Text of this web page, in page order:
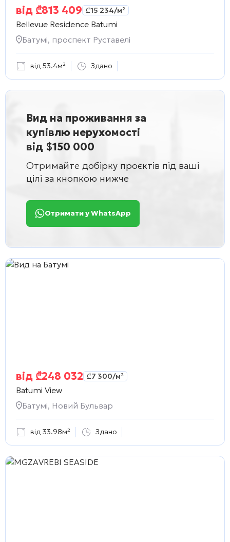
від ₾813 409 ₾15 234/м²
Bellevue Residence Batumi
Батумі, проспект Руставелі
від 53.4м² Здано
Вид на проживання за
купівлю нерухомості
від $150 000
Отримайте добірку проєктів під ваші
цілі за кнопкою нижче
Отримати у WhatsApp
від ₾248 032 ₾7 300/м²
Batumi View
Батумі, Новий Бульвар
від 33.98м² Здано